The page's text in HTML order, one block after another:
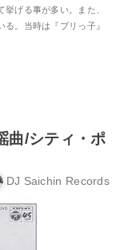
げる事が多い。また、
。当時は『ブリっ子』
/シティ・ポ
DJ Saichin Records